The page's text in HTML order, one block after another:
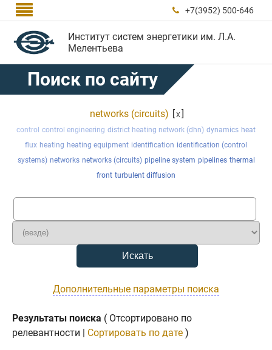
  +7(3952) 500-646
Институт систем энергетики им. Л.А.
Мелентьева
Поиск по сайту
networks (circuits) [x]
control control engineering district heating network (dhn) dynamics heat
flux heating heating equipment identification identification (control
systems) networks networks (circuits) pipeline system pipelines thermal
front turbulent diffusion
Дополнительные параметры поиска
Результаты поиска ( Отсортировано по
релевантности | Сортировать по дате )